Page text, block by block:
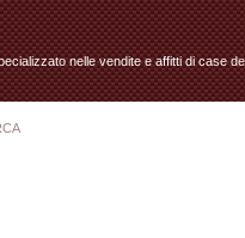
nelle vendite e affitti di case